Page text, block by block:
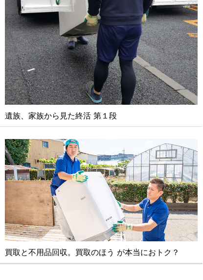
遺族、家族から見た終活 第１段
買取と不⽤品回収。買取のほう が本当におトク？